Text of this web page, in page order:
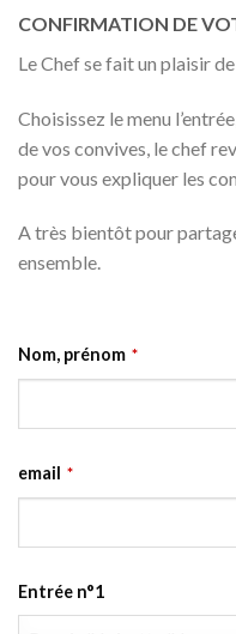
CONFIRMATION DE
Le Chef se fait un plaisir
Choisissez le menu
de vos convives, le chef
pour vous expliquer les
A très bientôt pour
ensemble.
Nom, prénom *
email *
Entrée n°1